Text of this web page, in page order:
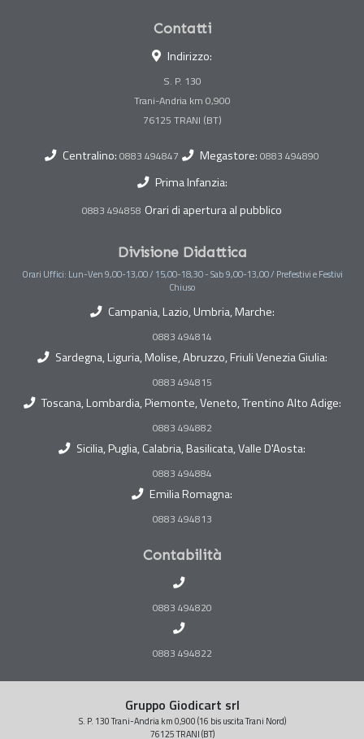
Contatti
Indirizzo:
S. P. 130
Trani-Andria km 0,900
Centralino: 0883 494847 Megastore: 0883 494890
Prima Infanzia:
0883 494858 Orari di apertura al pubblico
Divisione Didattica
Orari Uffici: Lun-Ven 9,00-13,00 / 15,00-18,30 - Sab 9,00-13,00 / Prefestivi e Festivi
Chiuso
Campania, Lazio, Umbria, Marche:
0883 494814
Sardegna, Liguria, Molise, Abruzzo, Friuli Venezia Giulia:
0883 494815
Toscana, Lombardia, Piemonte, Veneto, Trentino Alto Adige:
0883 494882
Sicilia, Puglia, Calabria, Basilicata, Valle D'Aosta:
0883 494884
Emilia Romagna:
0883 494813
Contabilità
0883 494820
0883 494822
Gruppo Giodicart srl
S. P. 130 Trani-Andria km 0,900 (16 bis uscita Trani Nord)
76125 TRANI (BT)